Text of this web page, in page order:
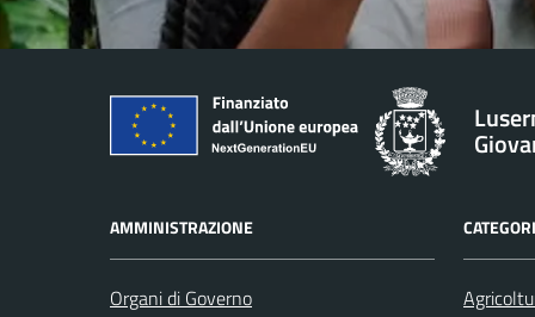
AMMINISTRAZIONE
Organi di Governo